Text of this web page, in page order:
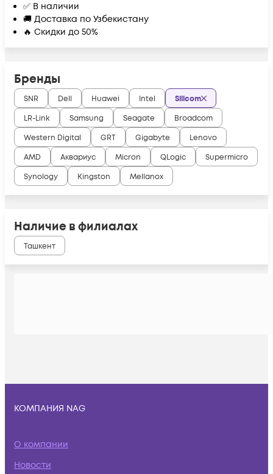
✅ В наличии
🚚 Доставка по Узбекистану
🔥 Скидки до 50%
Бренды
SNR Dell Huawei Intel
Silicom
LR-Link
Samsung Seagate
Broadcom
Western Digital
GRT Gigabyte
Lenovo
AMD
Аквариус Micron QLogic
Supermicro
Synology
Kingston Mellanox
Наличие в филиалах
Ташкент
КОМПАНИЯ NAG
О компании
Новости